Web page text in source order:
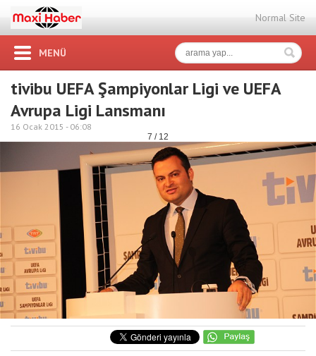
Normal Site
MENÜ
tivibu UEFA Şampiyonlar Ligi ve UEFA
Avrupa Ligi Lansmanı
16 Ocak 2015 - 06:08
7 / 12